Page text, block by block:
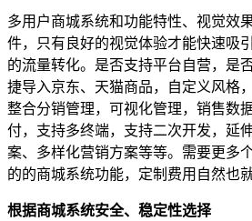
多用户商城系统和功能特性、视觉效
件，只有良好的视觉体验才能快速吸
的流量转化。是否支持平台自营，是
捷导入京东、天猫商品，自定义风格
整合分销管理，可视化管理，销售数
付，支持多终端，支持二次开发，延
案、多样化营销方案等等。需要更多
的的商城系统功能，定制费用自然也
根据商城系统安全、 稳定性选择